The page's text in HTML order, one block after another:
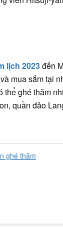
lịch 2023đến
mua sắm tại
ghé thăm
quần đảo
ghé thăm